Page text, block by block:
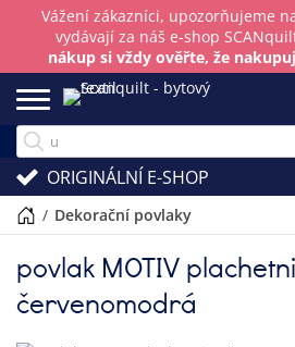
Vážení zákazníci, upozorňujeme
vydávají za náš e-shop
nákup si vždy ověřte, že
ORIGINÁLNÍ E-SHOP
/ dekorační povlaky
povlak MOTIV
červenomodrá